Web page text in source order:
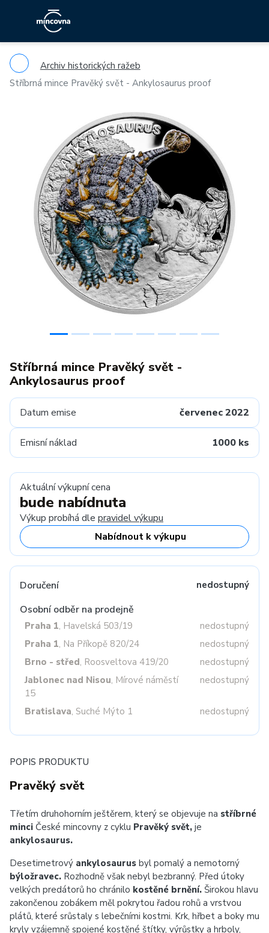
Archiv historických ražeb
Stříbrná mince Pravěký svět - Ankylosaurus proof
Previous
Stříbrná mince Pravěký svět -
Ankylosaurus proof
Datum emise červenec 2022
Emisní náklad 1000 ks
Aktuální výkupní cena
bude nabídnuta
Výkup probíhá dle pravidel výkupu
Nabídnout k výkupu
Doručení nedostupný
Osobní odběr na prodejně
Praha 1, Havelská 503/19
nedostupný
Praha 1, Na Příkopě 820/24
nedostupný
Brno - střed, Roosveltova 419/20
nedostupný
Jablonec nad Nisou, Mírové náměstí
15
nedostupný
Bratislava, Suché Mýto 1 nedostupný
POPIS PRODUKTU
Pravěký svět
Třetím druhohorním ještěrem, který se objevuje na stříbrné
minci České mincovny z cyklu Pravěký svět, je
ankylosaurus.
Desetimetrový ankylosaurus byl pomalý a nemotorný
býložravec. Rozhodně však nebyl bezbranný. Před útoky
velkých predátorů ho chránilo kostěné brnění. Širokou hlavu
zakončenou zobákem měl pokrytou řadou rohů a vrstvou
plátů, které srůstaly s lebečními kostmi. Krk, hřbet a boky mu
kryly vzájemně spojené kostěné štítky, výrůstky a hrboly,